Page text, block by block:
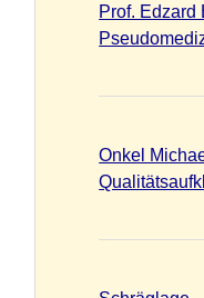
Prof. Edzard
Onkel